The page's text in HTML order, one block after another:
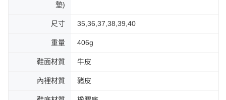
墊)
尺寸 35,36,37,38,39,40
重量 406g
鞋面材質 牛皮
內裡材質 豬皮